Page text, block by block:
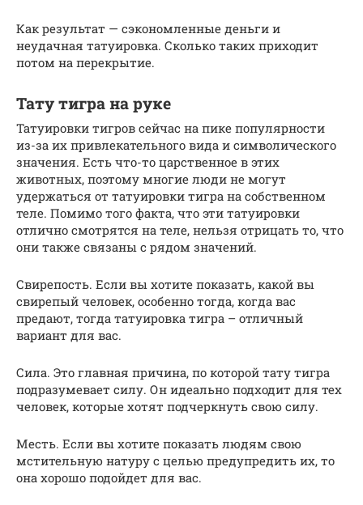
Как результат — сэкономленные деньги и
неудачная татуировка. Сколько таких приходит
потом на перекрытие.
Тату тигра на руке
Татуировки тигров сейчас на пике популярности
из-за их привлекательного вида и символического
значения. Есть что-то царственное в этих
животных, поэтому многие люди не могут
удержаться от татуировки тигра на собственном
теле. Помимо того факта, что эти татуировки
отлично смотрятся на теле, нельзя отрицать то, что
они также связаны с рядом значений.
Свирепость. Если вы хотите показать, какой вы
свирепый человек, особенно тогда, когда вас
предают, тогда татуировка тигра – отличный
вариант для вас.
Сила. Это главная причина, по которой тату тигра
подразумевает силу. Он идеально подходит для тех
человек, которые хотят подчеркнуть свою силу.
Месть. Если вы хотите показать людям свою
мстительную натуру с целью предупредить их, то
она хорошо подойдет для вас.